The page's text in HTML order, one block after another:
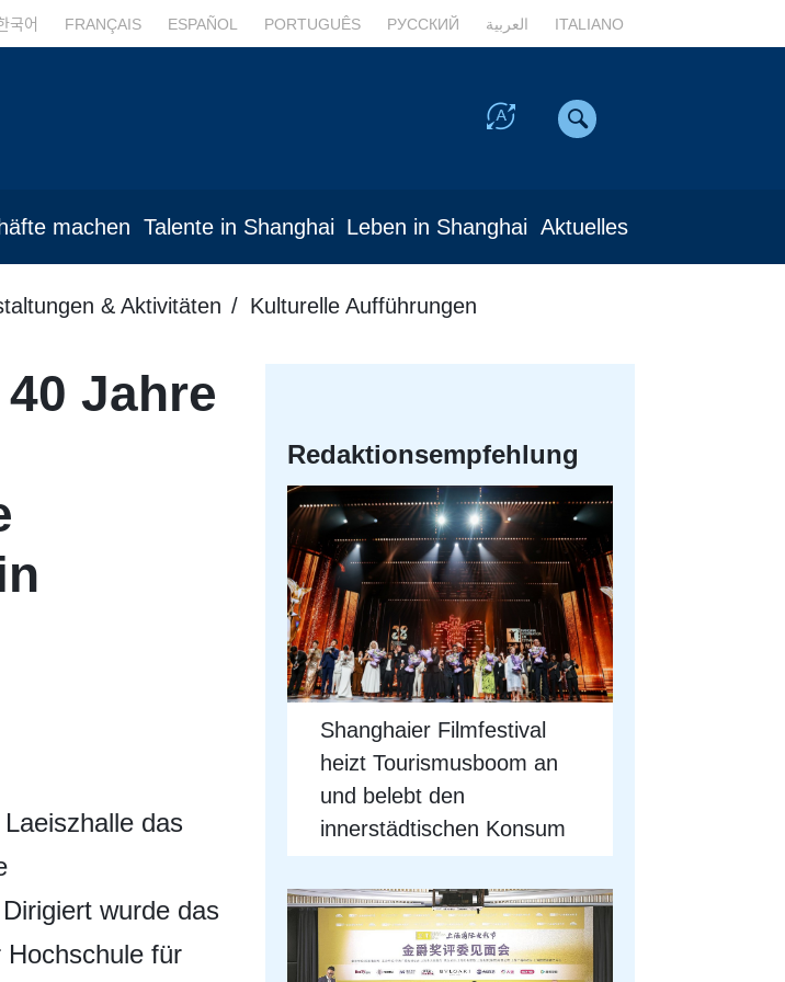
국어 FRANÇAIS ESPAÑOL PORTUGUÊS РУССКИЙ العربية ITALIANO
machen Talente in Shanghai Leben in Shanghai Aktuelles
& Aktivitäten Kulturelle Aufführungen
Jahre
das
wurde das
für
Redaktionsempfehlung
Shanghaier Filmfestival
heizt Tourismusboom an
und belebt den
innerstädtischen Konsum